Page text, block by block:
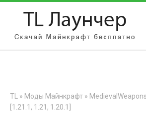
АВТОРИЗАЦИЯ НА САЙТЕ
TL » Моды Майнкрафт »
[1.21.1, 1.21, 1.20.1]